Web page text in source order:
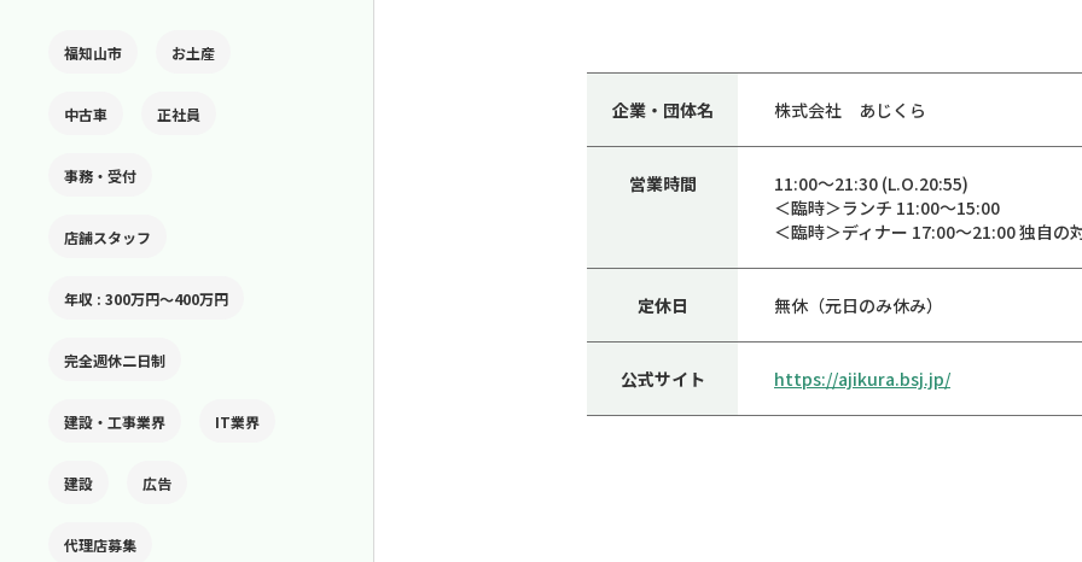
企業・団体名 株式会社 あじくら
営業時間
11:00～21:30 (L.O.20:55)
＜臨時＞ランチ 11:00～15:00
＜臨時＞ディナー 17:00～21:00 独自の
定休日 無休（元日のみ休み）
公式サイト https://ajikura.bsj.jp/
福知山市 お土産
中古車 正社員
事務・受付
店舗スタッフ
年収 : 300万円〜400万円
完全週休二日制
建設・工事業界 IT業界
建設 広告
代理店募集